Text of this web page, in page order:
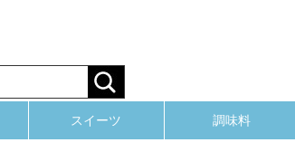
スイーツ 調味料